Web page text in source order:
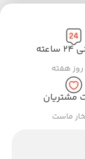
مشتریان
ماست